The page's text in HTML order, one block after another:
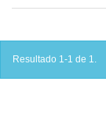
Resultado 1-1 de 1.